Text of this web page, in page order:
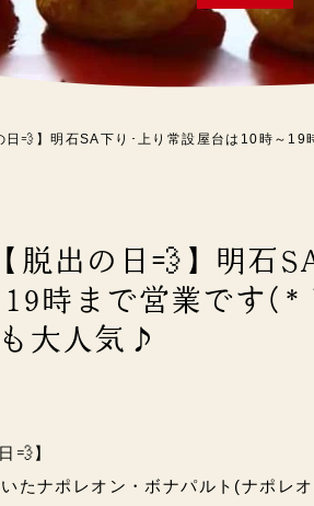
💨】明石SA下り･上り常設屋台は10時～
脱出の日💨】明石
19時まで営業です
大人気♪
💨】
たナポレオン・ボナパルト(ナポレ